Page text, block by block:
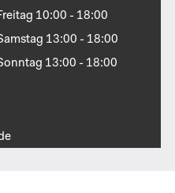
10:00 - 18:00
13:00 - 18:00
13:00 - 18:00